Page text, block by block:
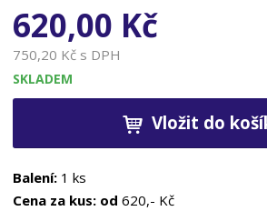
620,00 Kč
750,20 Kč s DPH
SKLADEM
Vložit do
Balení: 1 ks
Cena za kus: od 620,- Kč